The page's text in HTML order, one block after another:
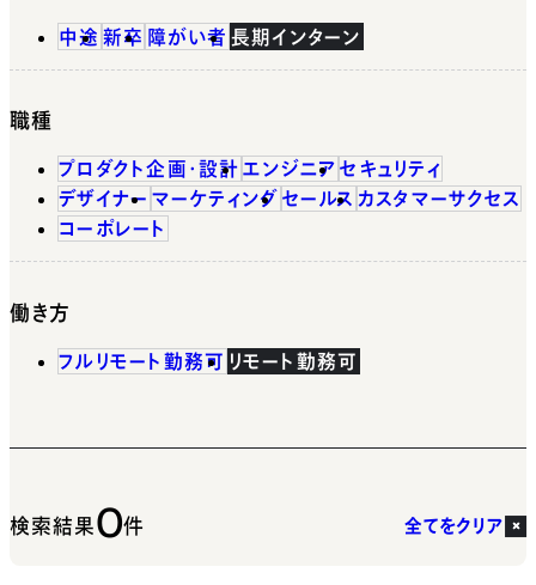
中途 新卒 障がい者 長期インターン
職種
プロダクト企画・設計 エンジニア セキュリティ
デザイナー マーケティング セールス カスタマーサクセス
コーポレート
働き方
フルリモート勤務可 リモート勤務可
検索結果0件 全てをクリア